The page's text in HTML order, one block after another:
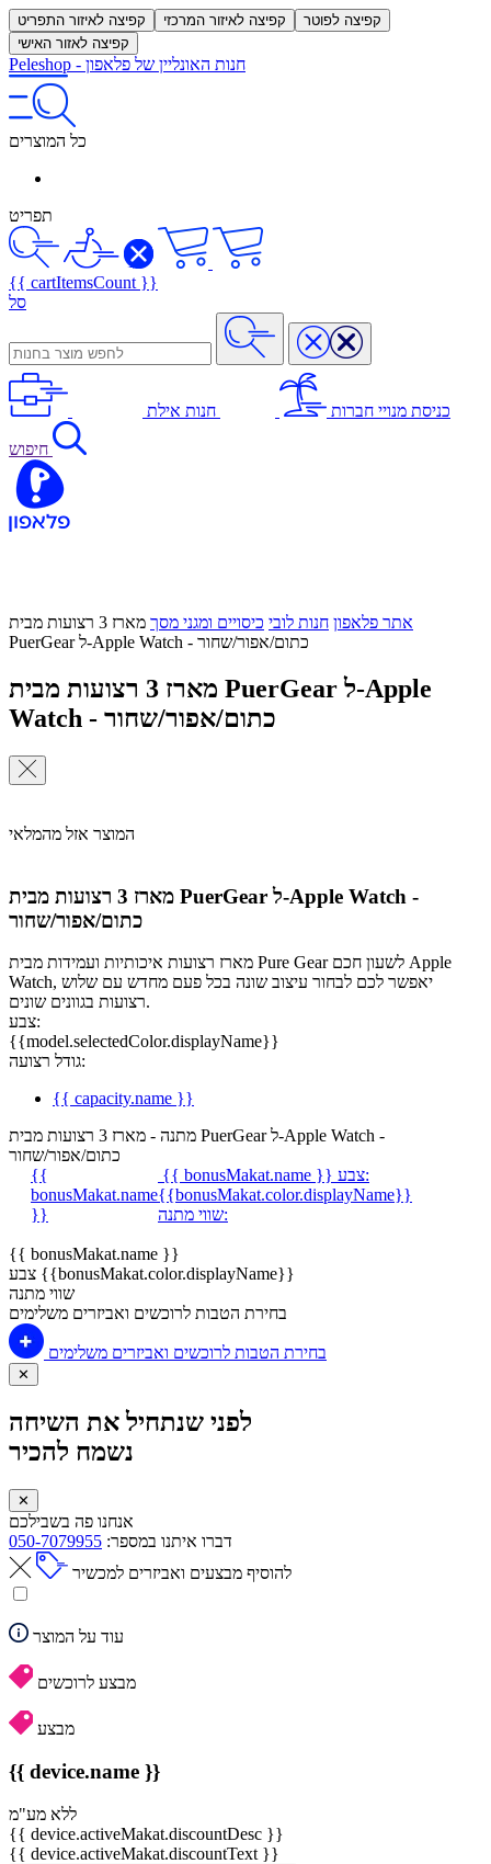
קפיצה לאיזור התפריט קפיצה לאיזור המרכזי
קפיצה לפוטר
קפיצה לאזור האישי
Peleshop - חנות האונליין של פלאפון
כל המוצרים
תפריט
{{ cartItemsCount }}
סל
כניסת מנויי חברות חנות אילת
חיפוש
אתר פלאפון חנות לובי כיסויים ומגני מסך
מארז 3 רצועות מבית
PuerGear ל-Apple Watch - כתום/אפור/שחור
מארז 3 רצועות מבית PuerGear ל-Apple
Watch - כתום/אפור/שחור
המוצר אזל מהמלאי
מארז 3 רצועות מבית PuerGear ל-Apple Watch -
כתום/אפור/שחור
מארז רצועות איכותיות ועמידות מבית Pure Gear לשעון חכם Apple
Watch, יאפשר לכם לבחור עיצוב שונה בכל פעם מחדש עם שלוש
רצועות בגוונים שונים.
צבע:
{{model.selectedColor.displayName}}
גודל רצועה:
{{ capacity.name }}
מתנה - מארז 3 רצועות מבית PuerGear ל-Apple Watch -
כתום/אפור/שחור
{{
bonusMakat.name
}}
{{ bonusMakat.name }}
צבע:
{{bonusMakat.color.displayName}}
שווי מתנה:
{{ bonusMakat.name }}
צבע {{bonusMakat.color.displayName}}
שווי מתנה
בחירת הטבות לרוכשים ואביזרים משלימים
בחירת הטבות לרוכשים ואביזרים משלימים
✕
לפני שנתחיל את השיחה
נשמח להכיר
✕
אנחנו פה בשבילכם
דברו איתנו במספר: 050-7079955
להוסיף מבצעים ואביזרים למכשיר
עוד על המוצר
מבצע לרוכשים
מבצע
{{ device.name }}
ללא מע"מ
{{ device.activeMakat.discountDesc }}
{{ device.activeMakat.discountText }}